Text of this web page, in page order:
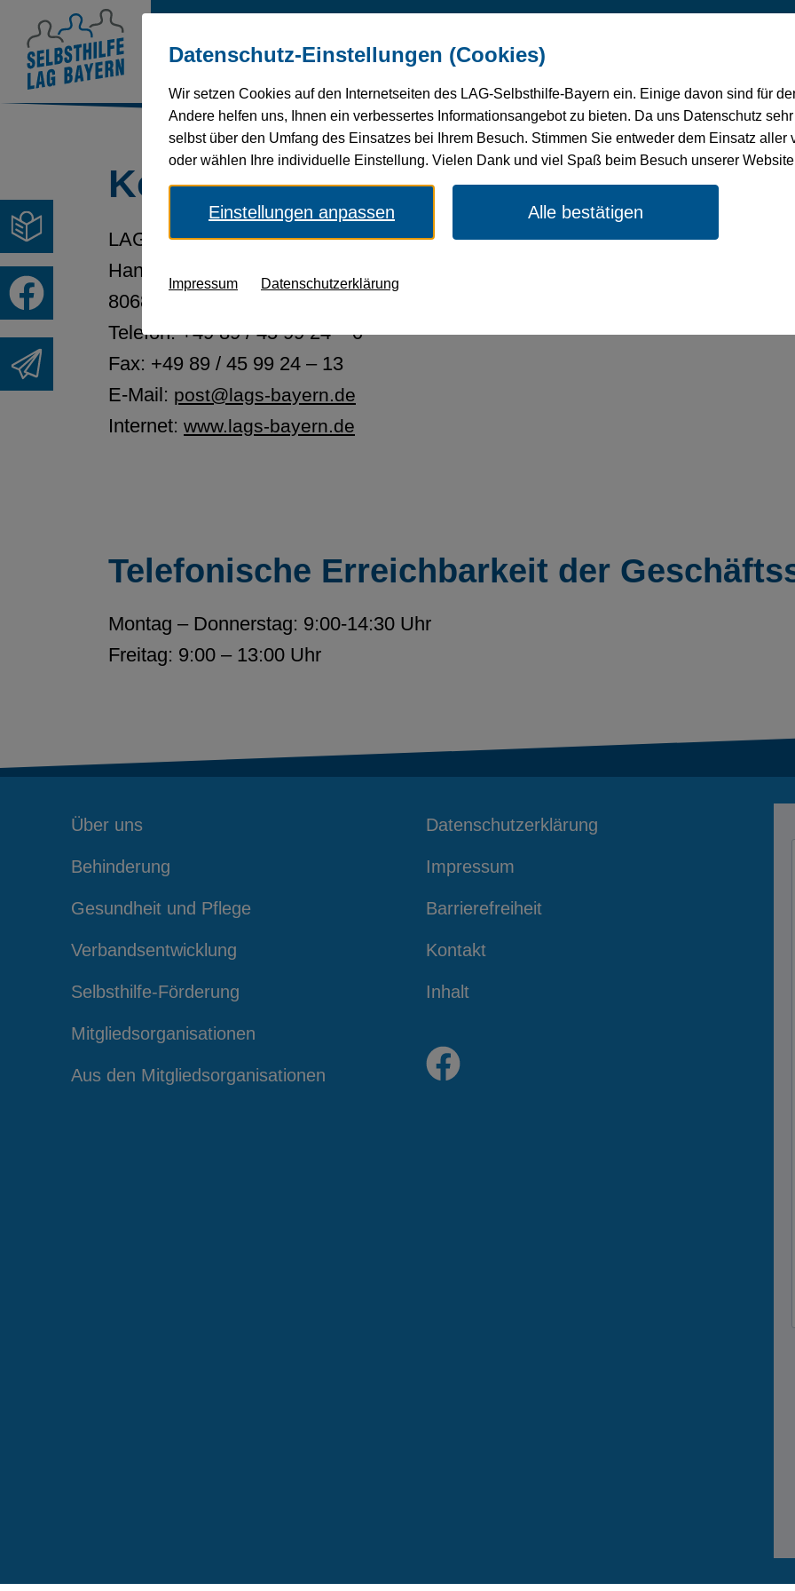
Datenschutz-Einstellungen (Cookies)
Wir setzen Cookies auf den Internetseiten des LAG-Selbsthilfe-Bayern ein. Einige davon sind für
Andere helfen uns, Ihnen ein verbessertes Informationsangebot zu bieten. Da uns Datenschutz
selbst über den Umfang des Einsatzes bei Ihrem Besuch. Stimmen Sie entweder dem Einsatz aller
oder wählen Ihre individuelle Einstellung. Vielen Dank und viel Spaß beim Besuch unserer
Einstellungen anpassen Alle bestätigen
Impressum Datenschutzerklärung
uns
und Pflege
Kontakt
LAG SELBSTHILFE Bayern e.V.
Hansastraße 40
80686 München
Telefon: +49 89 / 45 99 24 – 0
Fax: +49 89 / 45 99 24 – 13
E-Mail: post@lags-bayern.de
Internet: www.lags-bayern.de
Telefonische Erreichbarkeit der
Montag – Donnerstag: 9:00-14:30 Uhr
Freitag: 9:00 – 13:00 Uhr
Über uns
Behinderung
Gesundheit und Pflege
Verbandsentwicklung
Selbsthilfe-Förderung
Mitgliedsorganisationen
Aus den Mitgliedsorganisationen
Datenschutzerklärung
Impressum
Barrierefreiheit
Kontakt
Inhalt